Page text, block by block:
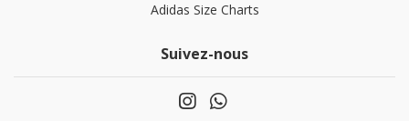
Adidas Size Charts
Suivez-nous